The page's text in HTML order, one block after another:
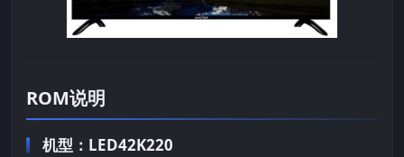
ROM说明
机型：LED42K220